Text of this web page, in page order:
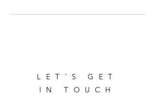
LET'S GET
IN TOUCH